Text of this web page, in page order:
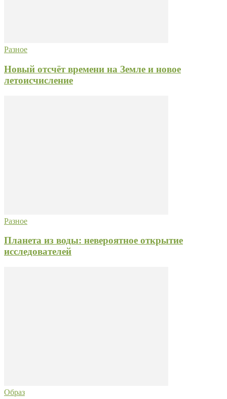
Разное
Новый отсчёт времени на Земле и новое
летоисчисление
Разное
Планета из воды: невероятное открытие
исследователей
Образ